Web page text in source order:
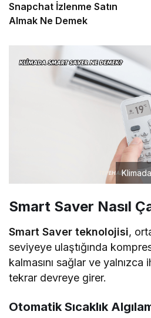
Snapchat İzlenme Satın
Almak Ne Demek
Smart Saver Nasıl
Smart Saver teknolojisi,
seviyeye ulaştığında
kalmasını sağlar ve
tekrar devreye girer.
Otomatik Sıcaklık